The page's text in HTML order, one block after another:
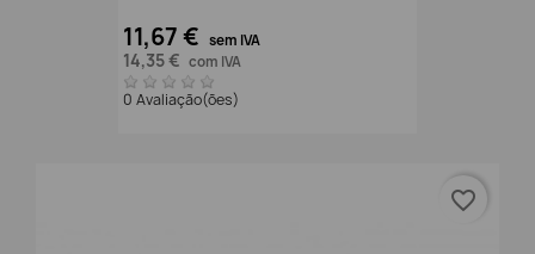
11,67 € sem IVA
14,35 € com IVA
0 Avaliação(ões)
favorite_border